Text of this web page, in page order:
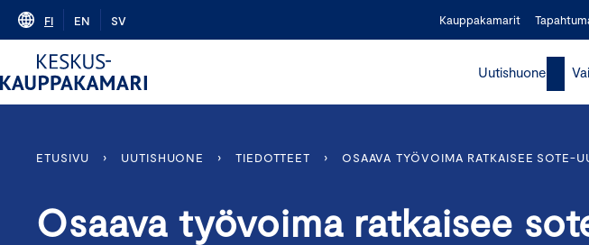
Skip
content
FI EN SV Kauppakamarit
Uutishuone
ETUSIVU › UUTISHUONE › TIEDOTTEET › OSAAVA TYÖVOIMA RATKAISEE SOTE-
Osaava työvoima ratkaisee